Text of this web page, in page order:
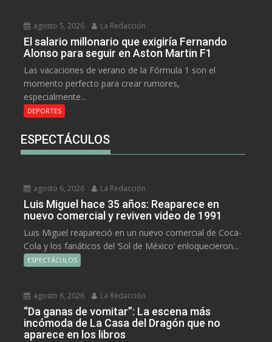
agosto 5, 2026 La Redacción
El salario millonario que exigiría Fernando
Alonso para seguir en Aston Martin F1
Las vacaciones de verano de la Fórmula 1 son el
momento perfecto para crear rumores,
especialmente...
DEPORTES
ESPECTÁCULOS
agosto 6, 2026 La Redacción
Luis Miguel hace 35 años: Reaparece en
nuevo comercial y reviven video de 1991
Luis Miguel reapareció en un nuevo comercial de Coca-
Cola y los fanáticos del ‘Sol de México’ enloquecieron...
ESPECTÁCULOS
agosto 6, 2026 La Redacción
“Da ganas de vomitar”: La escena más
incómoda de La Casa del Dragón que no
aparece en los libros